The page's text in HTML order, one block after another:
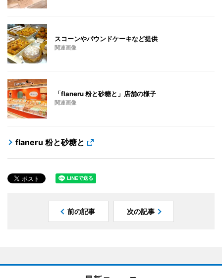
スコーンやパウンドケーキなど提供
関連画像
「flaneru 粉と砂糖と」店舗の様子
関連画像
flaneru 粉と砂糖と
前の記事 次の記事